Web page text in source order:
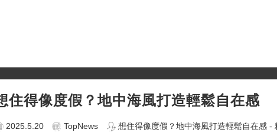
住得像度假？地中海風打造輕鬆自在感
2025.5.20 TopNews
想住得像度假？地中海風打造輕鬆自在感 -